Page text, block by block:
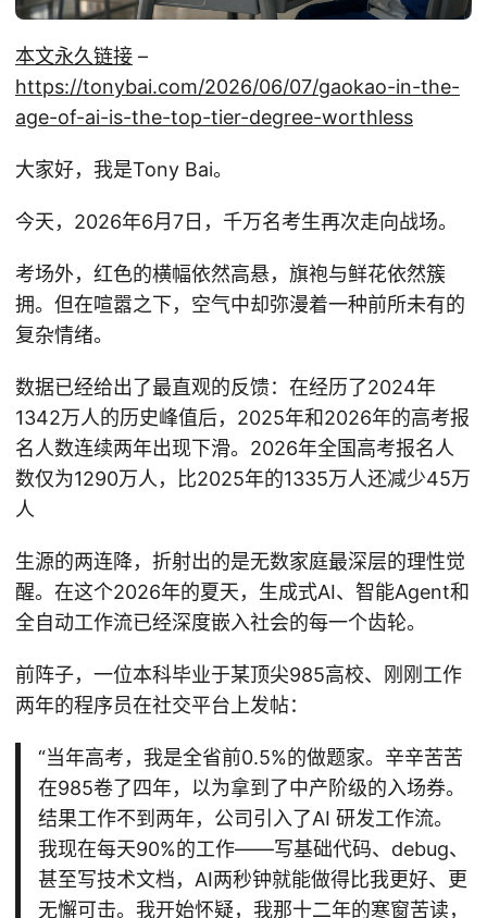
本文永久链接 –
https://tonybai.com/2026/06/07/gaokao-in-the-
age-of-ai-is-the-top-tier-degree-worthless
大家好，我是Tony Bai。
今天，2026年6月7日，千万名考生再次走向战场。
考场外，红色的横幅依然高悬，旗袍与鲜花依然簇
拥。但在喧嚣之下，空气中却弥漫着一种前所未有的
复杂情绪。
数据已经给出了最直观的反馈：在经历了2024年
1342万人的历史峰值后，2025年和2026年的高考报
名人数连续两年出现下滑。2026年全国高考报名人
数仅为1290万人，比2025年的1335万人还减少45万
人
生源的两连降，折射出的是无数家庭最深层的理性觉
醒。在这个2026年的夏天，生成式AI、智能Agent和
全自动工作流已经深度嵌入社会的每一个齿轮。
前阵子，一位本科毕业于某顶尖985高校、刚刚工作
两年的程序员在社交平台上发帖：
“当年高考，我是全省前0.5%的做题家。辛辛苦苦
在985卷了四年，以为拿到了中产阶级的入场券。
结果工作不到两年，公司引入了AI 研发工作流。
我现在每天90%的工作——写基础代码、debug、
甚至写技术文档，AI两秒钟就能做得比我更好、更
无懈可击。我开始怀疑，我那十二年的寒窗苦读，